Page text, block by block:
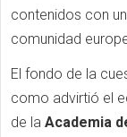
contenidos con
comunidad
El fondo de la
como advirtió el
de la Academia